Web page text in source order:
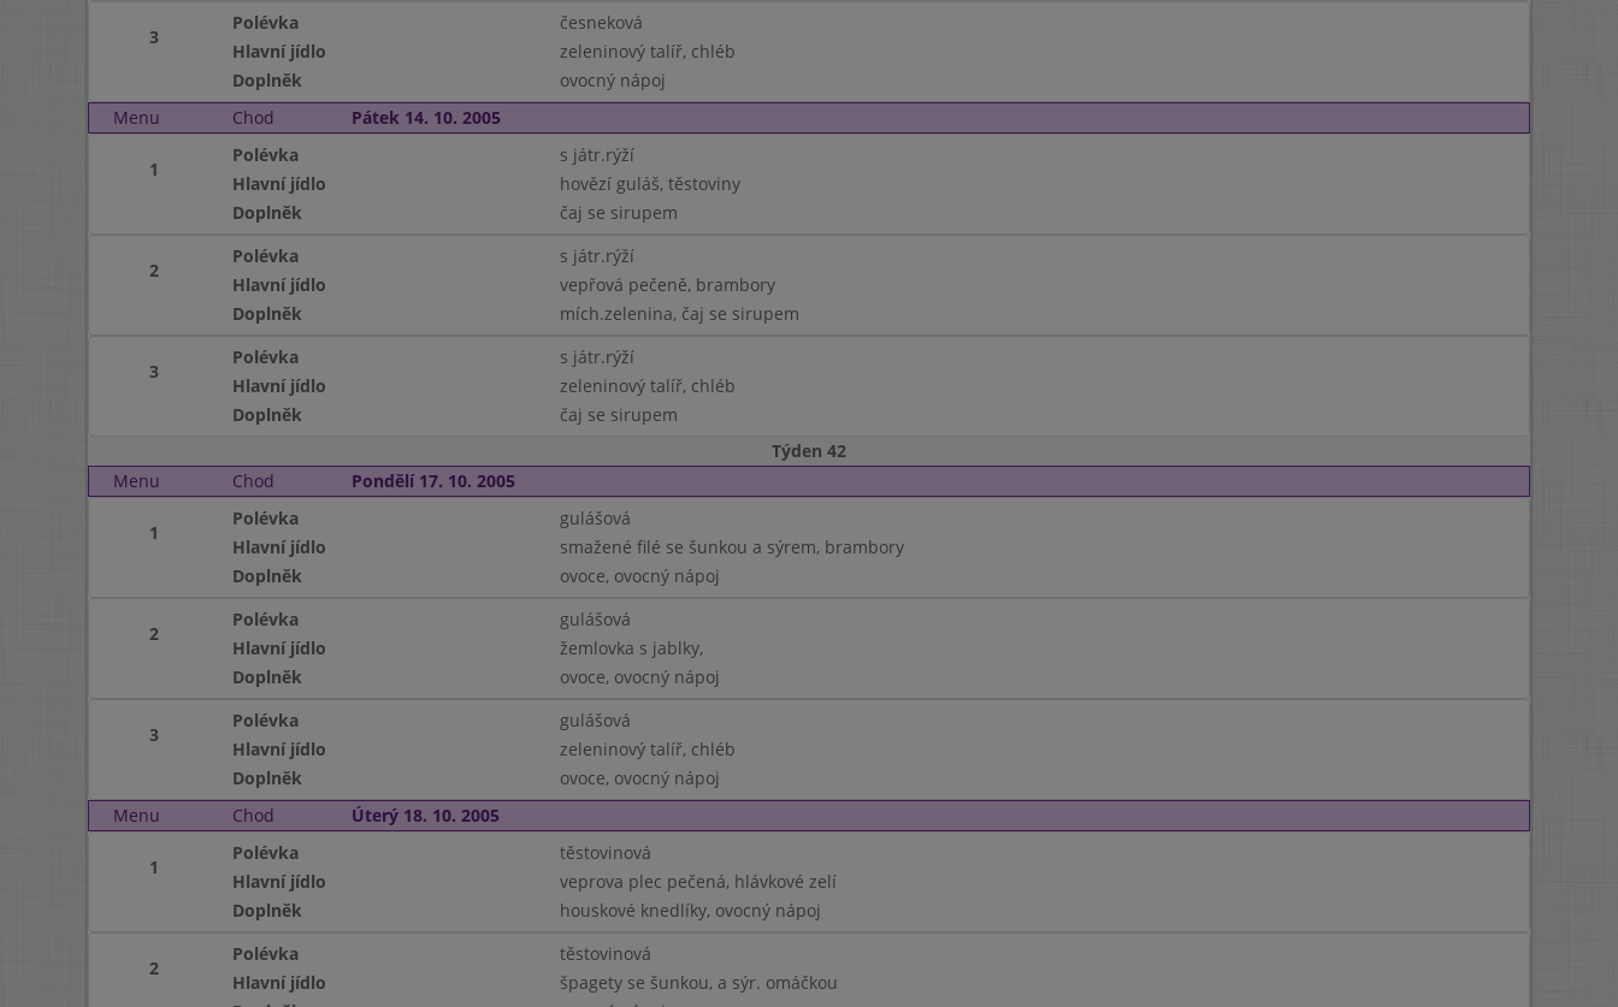
3
Polévka
česneková
Hlavní jídlo
zeleninový talíř, chléb
Doplněk
ovocný nápoj
Menu
Chod Pátek 14. 10. 2005
1
Polévka
s játr.rýží
Hlavní jídlo
hovězí guláš, těstoviny
Doplněk
čaj se sirupem
2
Polévka
s játr.rýží
Hlavní jídlo
vepřová pečeně, brambory
Doplněk
mích.zelenina, čaj se sirupem
3
Polévka
s játr.rýží
Hlavní jídlo
zeleninový talíř, chléb
Doplněk
čaj se sirupem
Týden 42
Menu
Chod Pondělí 17. 10. 2005
1
Polévka
gulášová
Hlavní jídlo
smažené filé se šunkou a sýrem, brambory
Doplněk
ovoce, ovocný nápoj
2
Polévka
gulášová
Hlavní jídlo
žemlovka s jablky,
Doplněk
ovoce, ovocný nápoj
3
Polévka
gulášová
Hlavní jídlo
zeleninový talíř, chléb
Doplněk
ovoce, ovocný nápoj
Menu
Chod Úterý 18. 10. 2005
1
Polévka
těstovinová
Hlavní jídlo
veprova plec pečená, hlávkové zelí
Doplněk
houskové knedlíky, ovocný nápoj
2
Polévka
těstovinová
Hlavní jídlo
špagety se šunkou, a sýr. omáčkou